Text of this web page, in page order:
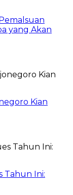
yang Akan
Kian
Tahun Ini: